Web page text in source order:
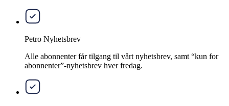
Petro Nyhetsbrev
Alle abonnenter får tilgang til vårt nyhetsbrev, samt “kun for
abonnenter”-nyhetsbrev hver fredag.